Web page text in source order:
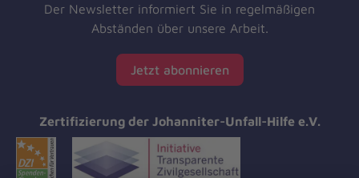
Der Newsletter informiert Sie in regelmäßigen
Abständen über unsere Arbeit.
Jetzt abonnieren
Zertifizierung der Johanniter-Unfall-Hilfe e.V.